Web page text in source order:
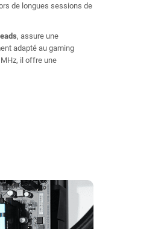
de longues sessions de
, assure une
adapté au gaming
il offre une